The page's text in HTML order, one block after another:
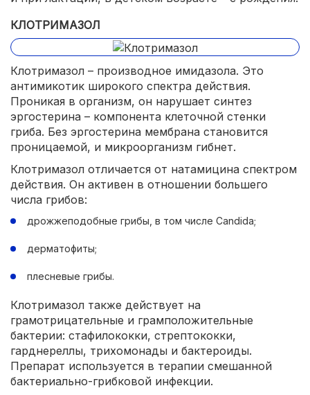
КЛОТРИМАЗОЛ
Клотримазол – производное имидазола. Это
антимикотик широкого спектра действия.
Проникая в организм, он нарушает синтез
эргостерина – компонента клеточной стенки
гриба. Без эргостерина мембрана становится
проницаемой, и микроорганизм гибнет.
Клотримазол отличается от натамицина спектром
действия. Он активен в отношении большего
числа грибов:
дрожжеподобные грибы, в том числе Candida;
дерматофиты;
плесневые грибы.
Клотримазол также действует на
грамотрицательные и грамположительные
бактерии: стафилококки, стрептококки,
гарднереллы, трихомонады и бактероиды.
Препарат используется в терапии смешанной
бактериально-грибковой инфекции.